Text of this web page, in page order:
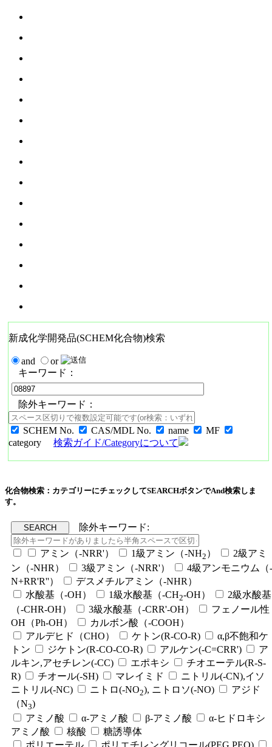
新成化学開発品(SCHEM化合物)検索
and
or
キーワード：
除外キーワード：
SCHEM No. CAS/MDL No. name
MF
category
検索ガイド/Categoryについて
化合物検索：カテゴリーにチェックしてSEARCHボタンでAnd検索しま
す。
除外キーワード:
アミン（-NRR'） 1級アミン（-NH2 ）
2級アミ
ン（-NHR）
3級アミン（-NRR'）
4級アンモニウム（-
N+RR'R''）
デスメチルアミン（-NHR）
水酸基（-OH）
1級水酸基（-CH2-OH）
2級水酸基
（-CHR-OH）
3級水酸基（-CRR'-OH）
フェノール性
OH（Ph-OH）
カルボン酸（-COOH）
アルデヒド（CHO）
ケトン(R-CO-R)
α,β不飽和ケ
トン
ジケトン(R-CO-CO-R) アルケン(-C=CRR')
ア
ルキン,アセチレン(-CC)
エポキシ
チオエーテル(R-S-
R)
チオール(-SH) マレイミド
ニトリル(-CN),イソ
ニトリル(-NC)
ニトロ(-NO2), ニトロソ(-NO)
アジド
（N3)
アミノ酸
α-アミノ酸 β-アミノ酸
α-ヒドロキシ
アミノ酸
核酸
糖誘導体